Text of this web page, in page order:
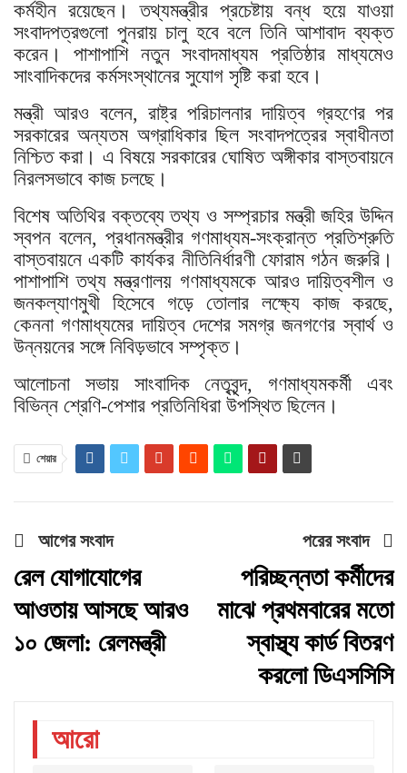
কর্মহীন রয়েছেন। তথ্যমন্ত্রীর প্রচেষ্টায় বন্ধ হয়ে যাওয়া
সংবাদপত্রগুলো পুনরায় চালু হবে বলে তিনি আশাবাদ ব্যক্ত
করেন। পাশাপাশি নতুন সংবাদমাধ্যম প্রতিষ্ঠার মাধ্যমেও
সাংবাদিকদের কর্মসংস্থানের সুযোগ সৃষ্টি করা হবে।
মন্ত্রী আরও বলেন, রাষ্ট্র পরিচালনার দায়িত্ব গ্রহণের পর
সরকারের অন্যতম অগ্রাধিকার ছিল সংবাদপত্রের স্বাধীনতা
নিশ্চিত করা। এ বিষয়ে সরকারের ঘোষিত অঙ্গীকার বাস্তবায়নে
নিরলসভাবে কাজ চলছে।
বিশেষ অতিথির বক্তব্যে তথ্য ও সম্প্রচার মন্ত্রী জহির উদ্দিন
স্বপন বলেন, প্রধানমন্ত্রীর গণমাধ্যম-সংক্রান্ত প্রতিশ্রুতি
বাস্তবায়নে একটি কার্যকর নীতিনির্ধারণী ফোরাম গঠন জরুরি।
পাশাপাশি তথ্য মন্ত্রণালয় গণমাধ্যমকে আরও দায়িত্বশীল ও
জনকল্যাণমুখী হিসেবে গড়ে তোলার লক্ষ্যে কাজ করছে,
কেননা গণমাধ্যমের দায়িত্ব দেশের সমগ্র জনগণের স্বার্থ ও
উন্নয়নের সঙ্গে নিবিড়ভাবে সম্পৃক্ত।
আলোচনা সভায় সাংবাদিক নেতৃবৃন্দ, গণমাধ্যমকর্মী এবং
বিভিন্ন শ্রেণি-পেশার প্রতিনিধিরা উপস্থিত ছিলেন।
শেয়ার
আগের সংবাদ
রেল যোগাযোগের
আওতায় আসছে আরও
১০ জেলা: রেলমন্ত্রী
পরের সংবাদ
পরিচ্ছন্নতা কর্মীদের
মাঝে প্রথমবারের মতো
স্বাস্থ্য কার্ড বিতরণ
করলো ডিএসসিসি
আরো